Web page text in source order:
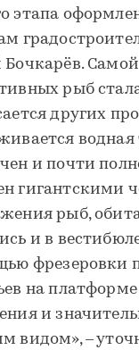
этапа
рыб
других
и почти
гигантскими
рыб,
и в
фрезеровки
на
и
видом», –